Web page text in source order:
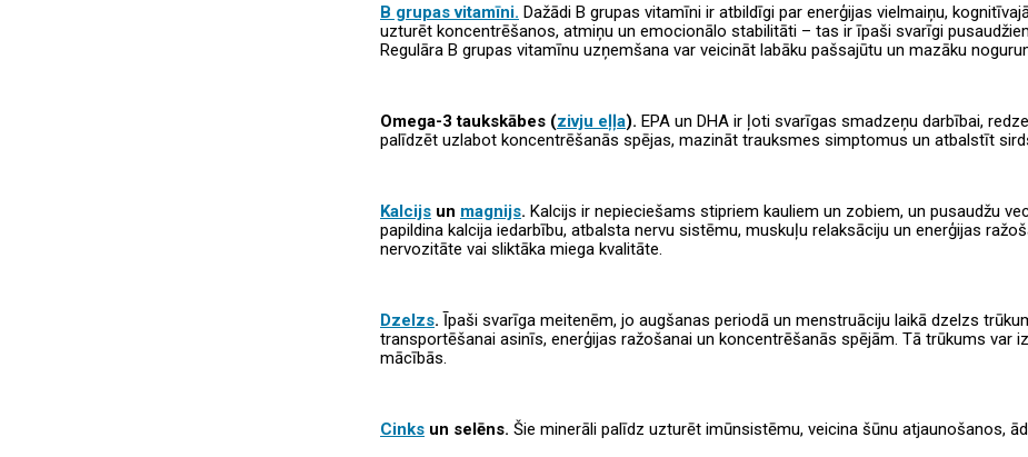
B grupas vitamīni. Dažādi B grupas vitamīni ir atbildīgi par enerģijas vielmaiņu,
uzturēt koncentrēšanos, atmiņu un emocionālo stabilitāti – tas ir īpaši svarīgi
Regulāra B grupas vitamīnu uzņemšana var veicināt labāku pašsajūtu un mazāku
Omega-3 taukskābes (zivju eļļa). EPA un DHA ir ļoti svarīgas smadzeņu darbībai,
palīdzēt uzlabot koncentrēšanās spējas, mazināt trauksmes simptomus un atbalstīt
Kalcijs un magnijs. Kalcijs ir nepieciešams stipriem kauliem un zobiem, un pusaudžu
papildina kalcija iedarbību, atbalsta nervu sistēmu, muskuļu relaksāciju un enerģijas
nervozitāte vai sliktāka miega kvalitāte.
Dzelzs. Īpaši svarīga meitenēm, jo augšanas periodā un menstruāciju laikā dzelzs
transportēšanai asinīs, enerģijas ražošanai un koncentrēšanās spējām. Tā trūkums var
mācībās.
Cinks un selēns. Šie minerāli palīdz uzturēt imūnsistēmu, veicina šūnu atjaunošanos,